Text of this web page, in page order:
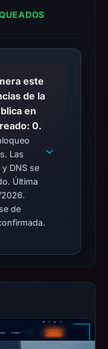
este
de la
en
0.
Las
DNS se
Última
de